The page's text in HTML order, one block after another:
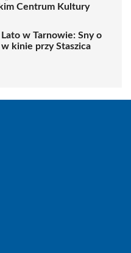
Centrum Kultury
w Tarnowie: Sny o
w kinie przy Staszica